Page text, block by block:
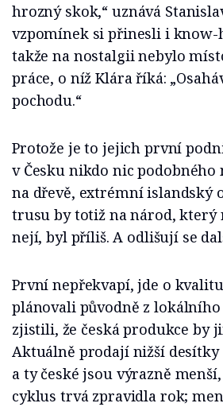
hrozný skok,“ uznává
vzpomínek si přinesli i know-
takže na nostalgii nebylo
práce, o níž Klára říká:
pochodu.“
Protože je to jejich první
v Česku nikdo nic podobného
na dřevě, extrémní islandský
trusu by totiž na národ, který
nejí, byl příliš. A odlišují se
První nepřekvapí, jde o
plánovali původně z lokálního
zjistili, že česká produkce by
Aktuálně prodají nižší
a ty české jsou výrazně
cyklus trvá zpravidla rok;